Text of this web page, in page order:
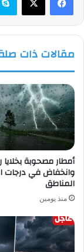
مقالات ذات
أمطار مصحوبة بخلايا
وانخفاض في درجات
المناطق
منذ يومين